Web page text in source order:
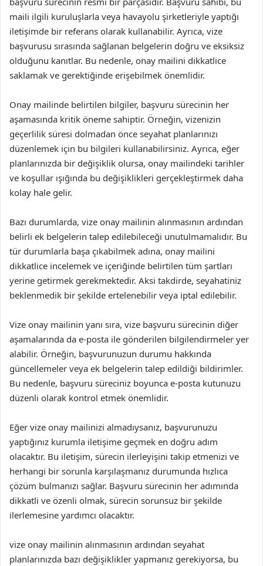
maili ilgili kuruluşlarla veya havayolu şirketleriyle yaptığı
iletişimde bir referans olarak kullanabilir. Ayrıca, vize
başvurusu sırasında sağlanan belgelerin doğru ve eksiksiz
olduğunu kanıtlar. Bu nedenle, onay mailini dikkatlice
saklamak ve gerektiğinde erişebilmek önemlidir.
Onay mailinde belirtilen bilgiler, başvuru sürecinin her
aşamasında kritik öneme sahiptir. Örneğin, vizenizin
geçerlilik süresi dolmadan önce seyahat planlarınızı
düzenlemek için bu bilgileri kullanabilirsiniz. Ayrıca, eğer
planlarınızda bir değişiklik olursa, onay mailindeki tarihler
ve koşullar ışığında bu değişiklikleri gerçekleştirmek daha
kolay hale gelir.
Bazı durumlarda, vize onay mailinin alınmasının ardından
belirli ek belgelerin talep edilebileceği unutulmamalıdır. Bu
tür durumlarla başa çıkabilmek adına, onay mailini
dikkatlice incelemek ve içeriğinde belirtilen tüm şartları
yerine getirmek gerekmektedir. Aksi takdirde, seyahatiniz
beklenmedik bir şekilde ertelenebilir veya iptal edilebilir.
Vize onay mailinin yanı sıra, vize başvuru sürecinin diğer
aşamalarında da e-posta ile gönderilen bilgilendirmeler yer
alabilir. Örneğin, başvurunuzun durumu hakkında
güncellemeler veya ek belgelerin talep edildiği bildirimler.
Bu nedenle, başvuru süreciniz boyunca e-posta kutunuzu
düzenli olarak kontrol etmek önemlidir.
Eğer vize onay mailinizi almadıysanız, başvurunuzu
yaptığınız kurumla iletişime geçmek en doğru adım
olacaktır. Bu iletişim, sürecin ilerleyişini takip etmenizi ve
herhangi bir sorunla karşılaşmanız durumunda hızlıca
çözüm bulmanızı sağlar. Başvuru sürecinin her adımında
dikkatli ve özenli olmak, sürecin sorunsuz bir şekilde
ilerlemesine yardımcı olacaktır.
vize onay mailinin alınmasının ardından seyahat
planlarınızda bazı değişiklikler yapmanız gerekiyorsa, bu